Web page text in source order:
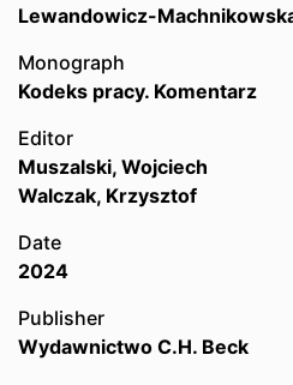
Lewandowicz-
Monograph
Kodeks pracy. Komentarz
Editor
Muszalski, Wojciech
Walczak, Krzysztof
Date
2024
Publisher
Wydawnictwo C.H. Beck